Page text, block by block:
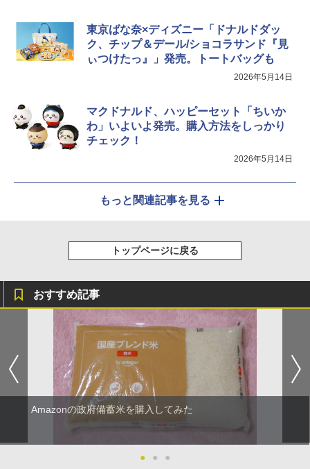
東京ばな奈×ディズニー「ドナルドダッ
ク、チップ＆デール/ショコラサンド『見
ぃつけたっ』」発売。トートバッグも
2026年5月14日
マクドナルド、ハッピーセット「ちいか
わ」いよいよ発売。購入方法をしっかり
チェック！
2026年5月14日
もっと関連記事を見る
トップページに戻る
おすすめ記事
Amazonの政府備蓄米を購入してみた
● ● ●